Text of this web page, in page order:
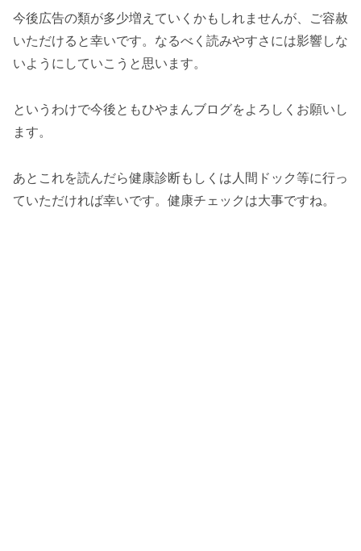
今後広告の類が多少増えていくかもしれませんが、ご容赦
いただけると幸いです。なるべく読みやすさには影響しな
いようにしていこうと思います。
というわけで今後ともひやまんブログをよろしくお願いし
ます。
あとこれを読んだら健康診断もしくは人間ドック等に行っ
ていただければ幸いです。健康チェックは大事ですね。